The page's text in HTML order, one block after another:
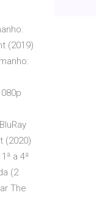
(2019)
(2020)
a 4ª
(2
The